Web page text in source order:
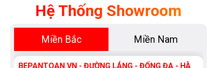
Hệ Thống Showroom
Miền Bắc Miền Nam
BEPANTOAN.VN - ĐƯỜNG LÁNG - ĐỐNG ĐA - HÀ